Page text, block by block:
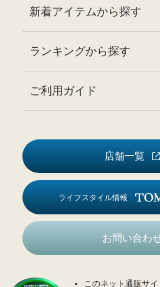
新着アイテムから探す
ランキングから探す
ご利用ガイド
店舗一覧
ライフスタイル情報
お問い合わ
このネット通販サ